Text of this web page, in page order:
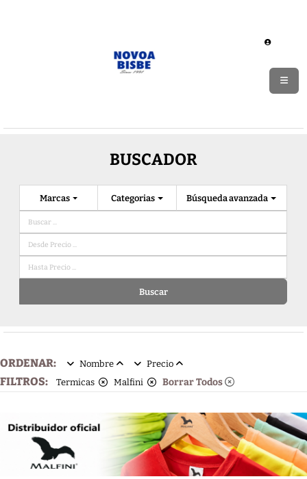
BUSCADOR
Categorias
Marcas Búsqueda avanzada
Buscar
ORDENAR: Nombre Precio
FILTROS: Termicas Malfini Borrar Todos